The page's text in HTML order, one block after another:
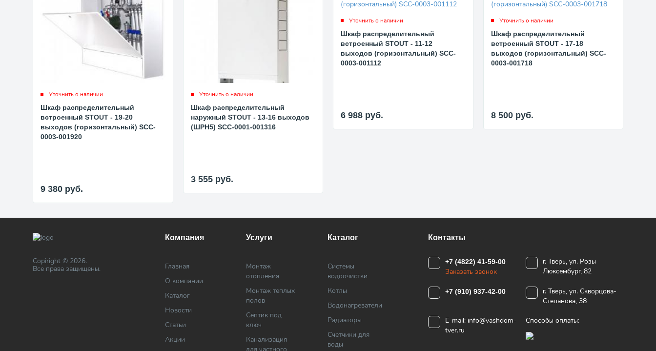
Уточнить о наличии
Шкаф распределительный
встроенный STOUT - 19-20
выходов (горизонтальный) SCC-
0003-001920
9 380 руб.
Уточнить о наличии
Шкаф распределительный
наружный STOUT - 13-16 выходов
(ШРН5) SCC-0001-001316
3 555 руб.
Уточнить о наличии
Шкаф распределительный
встроенный STOUT - 11-12
выходов (горизонтальный) SCC-
0003-001112
6 988 руб.
Уточнить о наличии
Шкаф распределительный
встроенный STOUT - 17-18
выходов (горизонтальный) SCC-
0003-001718
8 500 руб.
Copiright © 2026.
Все права защищены.
Компания
Главная
О компании
Каталог
Новости
Статьи
Акции
Услуги
Монтаж
отопления
Монтаж теплых
полов
Септик под
ключ
Канализация
Каталог
Системы
водоочистки
Котлы
Водонагреватели
Радиаторы
Cчетчики для
воды
Контакты
+7 (4822) 41-59-00
Заказать звонок
г. Тверь, ул. Розы
Люксембург, 82
+7 (910) 937-42-00
г. Тверь, ул. Скворцова-
Степанова, 38
E-mail: info@vashdom-
tver.ru
Способы оплаты: